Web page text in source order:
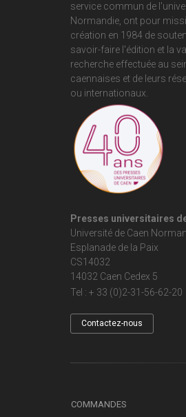
service commun de
Normandie, ont pour
création en 1984 de
savoir-faire l'édition et la
recherche effectuée au
caennaises et de leurs
ou internationaux.
Presses universitaires
Université de Caen
Esplanade de la Paix
CS14032
14032 Caen Cedex 5
Tel : + 33 (0)2-31-56-62-20
Contactez-nous
COMMANDES